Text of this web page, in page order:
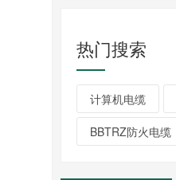
热门搜索
计算机电缆
BBTRZ防火电缆